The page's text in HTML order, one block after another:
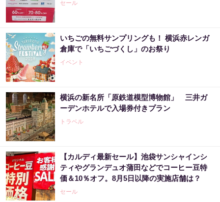
セール
いちごの無料サンプリングも！ 横浜赤レンガ
倉庫で「いちごづくし」のお祭り
イベント
横浜の新名所「原鉄道模型博物館」 三井ガ
ーデンホテルで入場券付きプラン
トラベル
【カルディ最新セール】池袋サンシャインシ
ティやグランデュオ蒲田などでコーヒー豆特
価＆10％オフ。8月5日以降の実施店舗は？
セール